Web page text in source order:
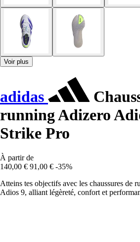
Voir plus
adidas
running Adizero
Strike Pro
À partir de
140,00 € 91,00 € -35%
Atteins tes objectifs avec les chaussures de
Adios 9, alliant légèreté, confort et